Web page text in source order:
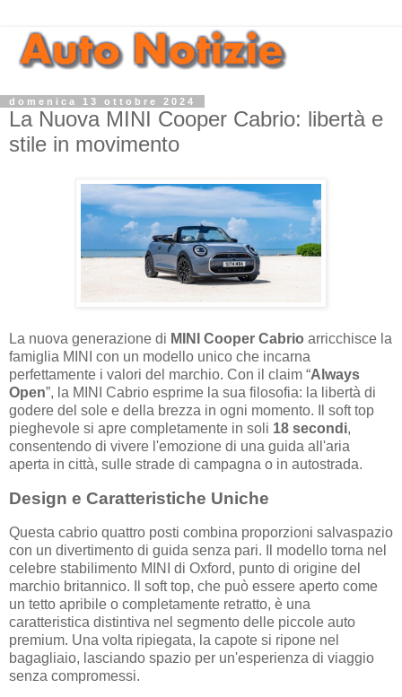
domenica 13 ottobre 2024
La Nuova MINI Cooper Cabrio: libertà e
stile in movimento
La nuova generazione di MINI Cooper Cabrio arricchisce la
famiglia MINI con un modello unico che incarna
perfettamente i valori del marchio. Con il claim “Always
Open”, la MINI Cabrio esprime la sua filosofia: la libertà di
godere del sole e della brezza in ogni momento. Il soft top
pieghevole si apre completamente in soli 18 secondi,
consentendo di vivere l'emozione di una guida all'aria
aperta in città, sulle strade di campagna o in autostrada.
Design e Caratteristiche Uniche
Questa cabrio quattro posti combina proporzioni salvaspazio
con un divertimento di guida senza pari. Il modello torna nel
celebre stabilimento MINI di Oxford, punto di origine del
marchio britannico. Il soft top, che può essere aperto come
un tetto apribile o completamente retratto, è una
caratteristica distintiva nel segmento delle piccole auto
premium. Una volta ripiegata, la capote si ripone nel
bagagliaio, lasciando spazio per un'esperienza di viaggio
senza compromessi.